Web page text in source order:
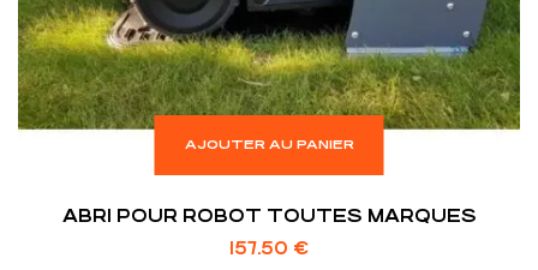
AJOUTER AU PANIER
ABRI POUR ROBOT TOUTES MARQUES
157.50 €